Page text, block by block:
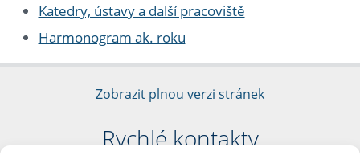
Katedry, ústavy a další pracoviště
Harmonogram ak. roku
Zobrazit plnou verzi stránek
Rychlé kontakty